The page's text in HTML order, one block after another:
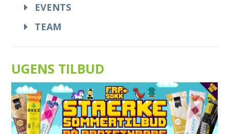
EVENTS
TEAM
UGENS TILBUD